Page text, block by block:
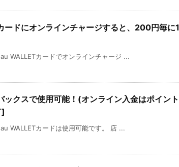
ドにオンラインチャージすると、200円毎に1
WALLETカードでオンラインチャージ ...
クスで使用可能！(オンライン入金はポイント
]
WALLETカードは使用可能です。 店 ...